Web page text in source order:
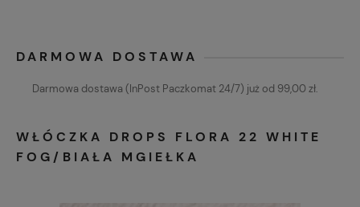
DARMOWA DOSTAWA
Darmowa dostawa (InPost Paczkomat 24/7) już od 99,00 zł.
WŁÓCZKA DROPS FLORA 22 WHITE
FOG/BIAŁA MGIEŁKA